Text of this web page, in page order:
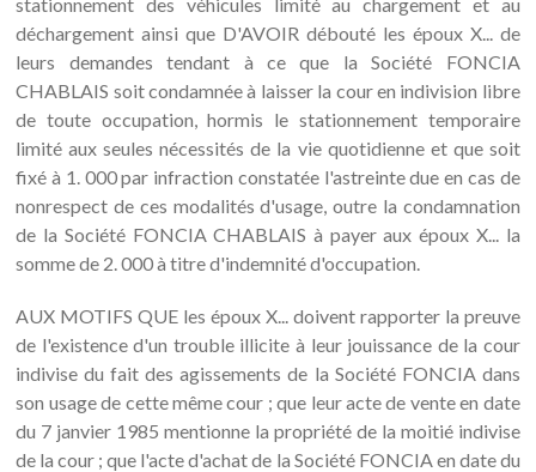
déchargement ainsi que D'AVOIR débouté les époux X... de
leurs demandes tendant à ce que la Société FONCIA
CHABLAIS soit condamnée à laisser la cour en indivision libre
de toute occupation, hormis le stationnement temporaire
limité aux seules nécessités de la vie quotidienne et que soit
fixé à 1. 000 par infraction constatée l'astreinte due en cas de
nonrespect de ces modalités d'usage, outre la condamnation
de la Société FONCIA CHABLAIS à payer aux époux X... la
somme de 2. 000 à titre d'indemnité d'occupation.
AUX MOTIFS QUE les époux X... doivent rapporter la preuve
de l'existence d'un trouble illicite à leur jouissance de la cour
indivise du fait des agissements de la Société FONCIA dans
son usage de cette même cour ; que leur acte de vente en date
du 7 janvier 1985 mentionne la propriété de la moitié indivise
de la cour ; que l'acte d'achat de la Société FONCIA en date du